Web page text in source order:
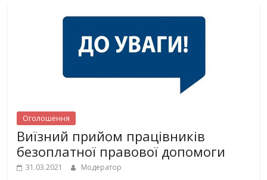
Оголошення
Bиїзний прийом працівників
безоплатної правової допомоги
31.03.2021 Модератор